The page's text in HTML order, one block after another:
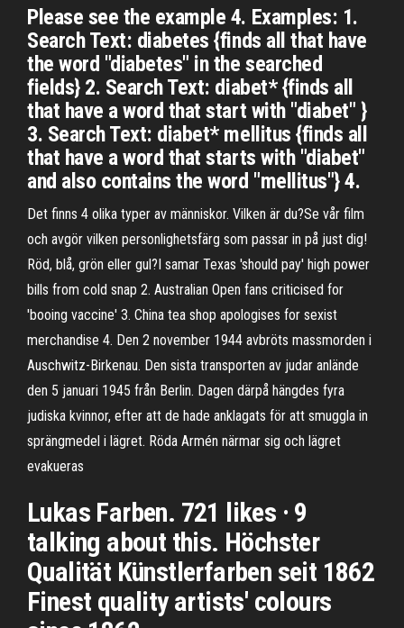
Please see the example 4. Examples: 1.
Search Text: diabetes {finds all that have
the word "diabetes" in the searched
fields} 2. Search Text: diabet* {finds all
that have a word that start with "diabet" }
3. Search Text: diabet* mellitus {finds all
that have a word that starts with "diabet"
and also contains the word "mellitus"} 4.
Det finns 4 olika typer av människor. Vilken är du?Se vår film
och avgör vilken personlighetsfärg som passar in på just dig!
Röd, blå, grön eller gul?I samar Texas 'should pay' high power
bills from cold snap 2. Australian Open fans criticised for
'booing vaccine' 3. China tea shop apologises for sexist
merchandise 4. Den 2 november 1944 avbröts massmorden i
Auschwitz-Birkenau. Den sista transporten av judar anlände
den 5 januari 1945 från Berlin. Dagen därpå hängdes fyra
judiska kvinnor, efter att de hade anklagats för att smuggla in
sprängmedel i lägret. Röda Armén närmar sig och lägret
evakueras
Lukas Farben. 721 likes · 9
talking about this. Höchster
Qualität Künstlerfarben seit 1862
Finest quality artists' colours